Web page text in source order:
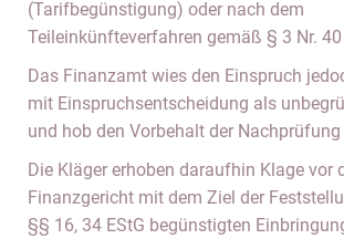
(Tarifbegünstigung) oder nach dem
Teileinkünfteverfahren gemäß § 3 Nr. 40
Das Finanzamt wies den Einspruch
mit Einspruchsentscheidung als
und hob den Vorbehalt der
Die Kläger erhoben daraufhin Klage vor
Finanzgericht mit dem Ziel der
§§ 16, 34 EStG begünstigten